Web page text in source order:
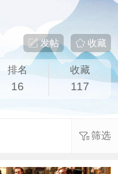
收藏
发帖
排名
16
收藏
117
筛选